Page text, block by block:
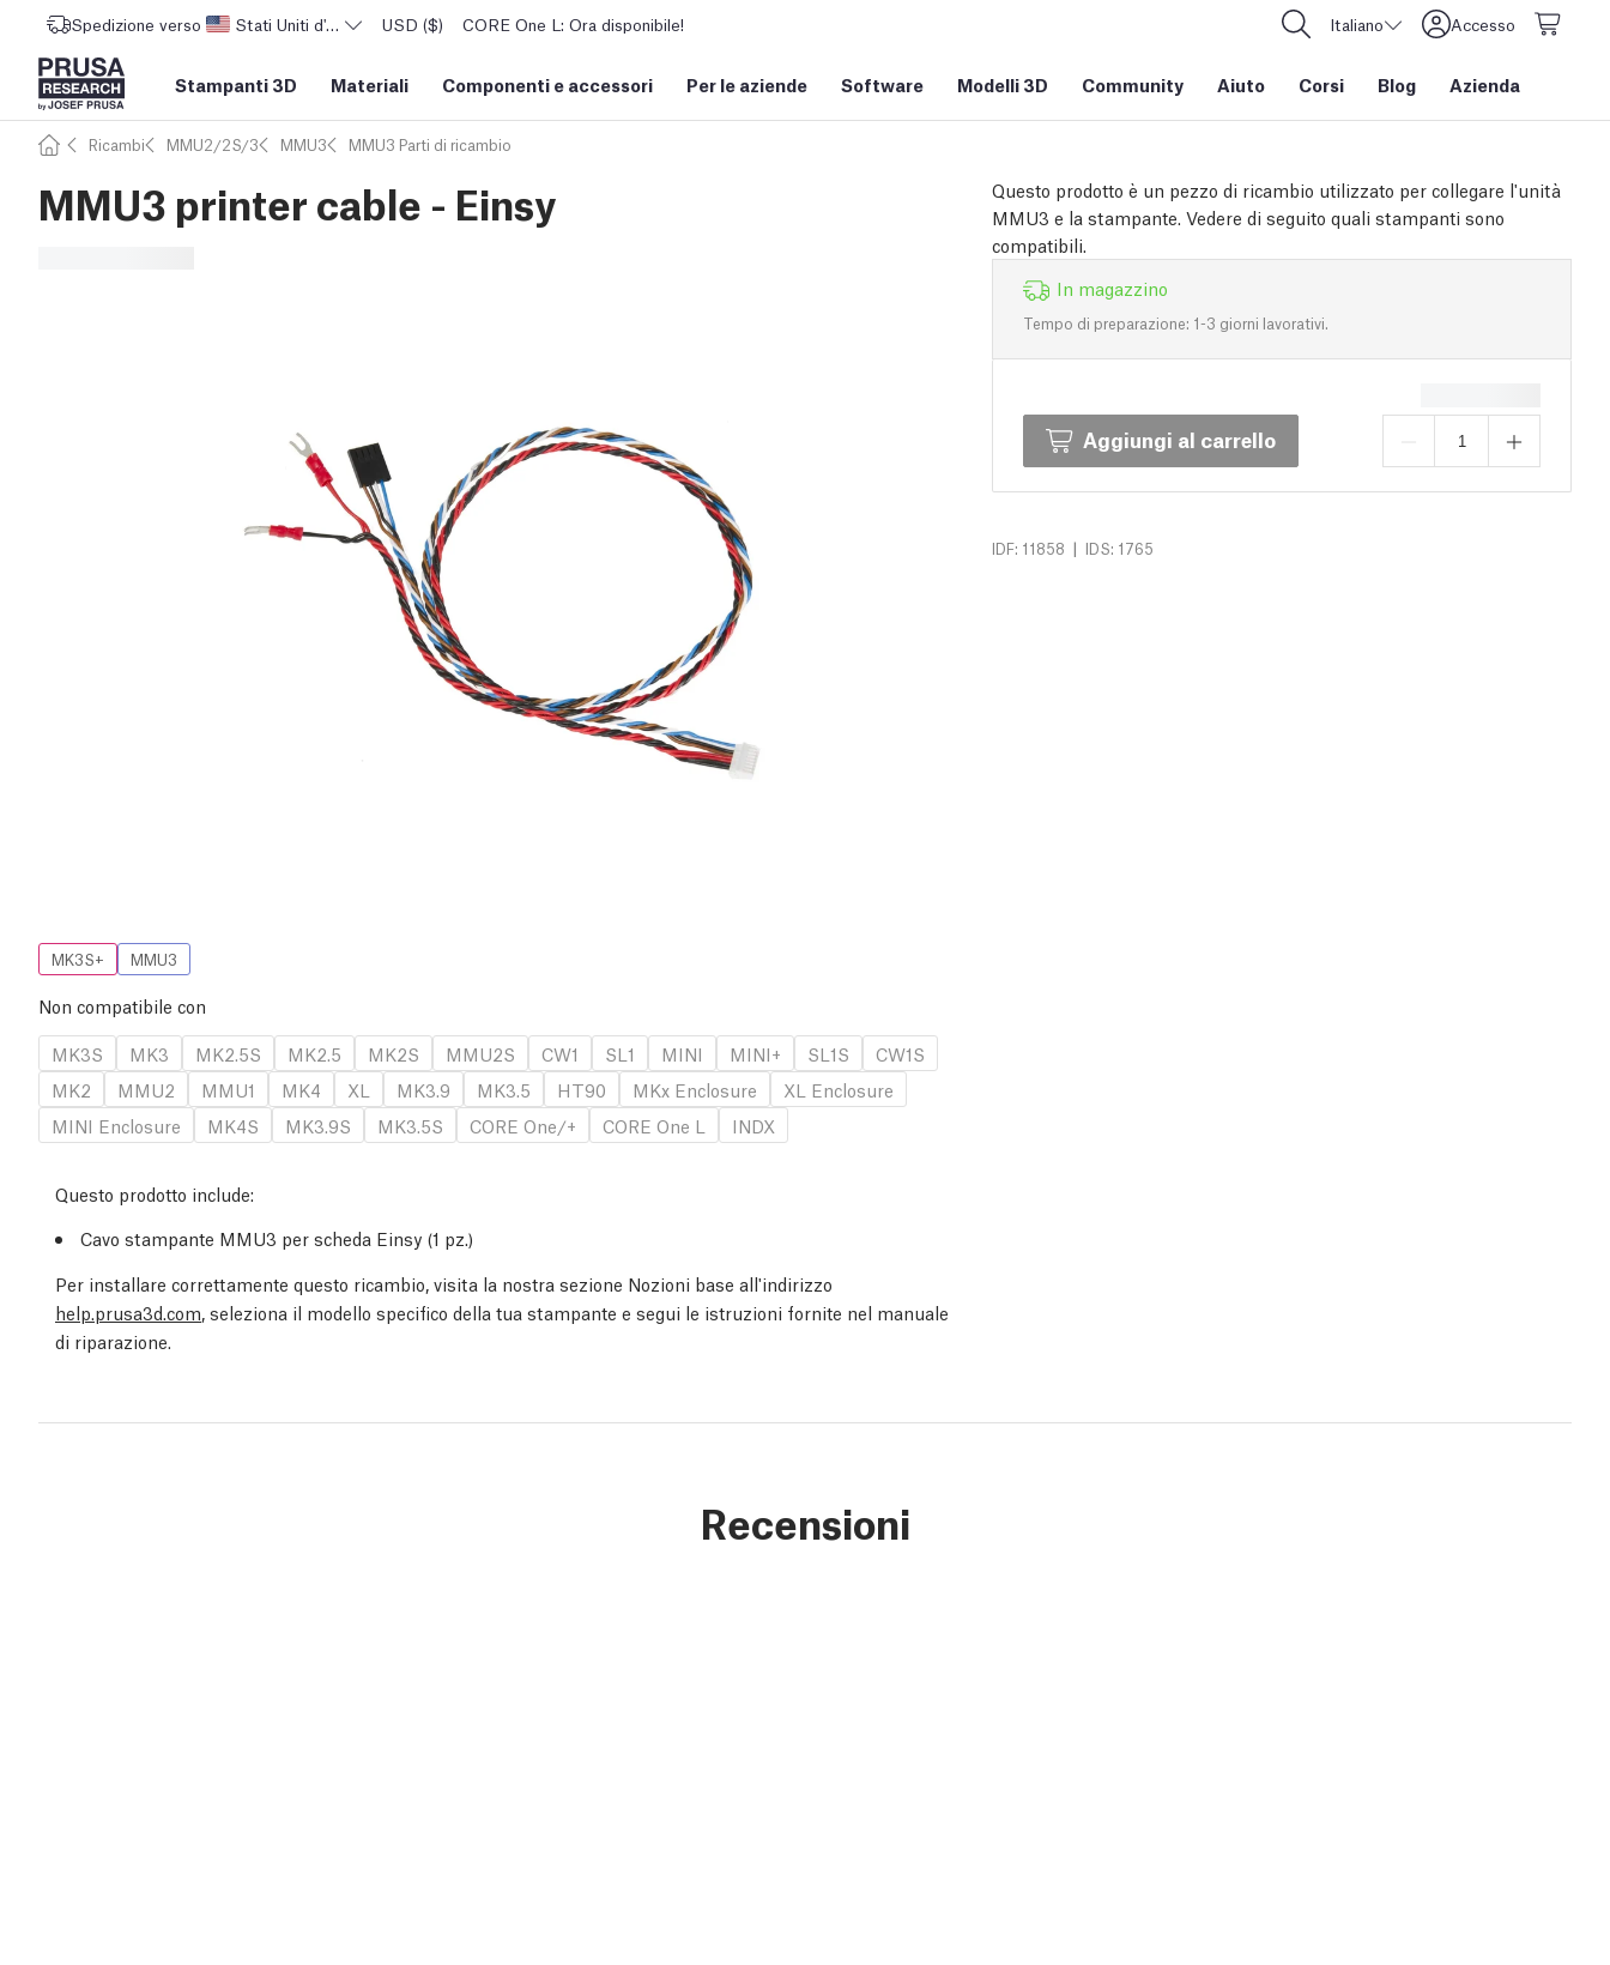
Spedizione verso Stati Uniti d'AmericaUSD ($) CORE One L: Ora disponibile! Italiano Accesso
Stampanti 3D Materiali Componenti e accessori Per le aziende Software Modelli 3D Community Aiuto Corsi Blog Azienda
Ricambi MMU2/2S/3 MMU3 MMU3 Parti di ricambio
MMU3 printer cable - Einsy
Questo prodotto è un pezzo di ricambio utilizzato per collegare l'unità
MMU3 e la stampante. Vedere di seguito quali stampanti sono
compatibili.
In magazzino
Tempo di preparazione: 1-3 giorni lavorativi.
Aggiungi al carrello
IDF: 11858 | IDS: 1765
MK3S+ MMU3
Non compatibile con
MK3S
MK3 MK2.5S MK2.5 MK2S MMU2S CW1 SL1 MINI MINI+ SL1S
CW1S
MK2
MMU2 MMU1 MK4 XL MK3.9 MK3.5 HT90 MKx Enclosure
XL Enclosure
MINI Enclosure
MK4S MK3.9S MK3.5S CORE One/+ CORE One L INDX
Questo prodotto include:
Cavo stampante MMU3 per scheda Einsy (1 pz.)
Per installare correttamente questo ricambio, visita la nostra sezione Nozioni base all'indirizzo
help.prusa3d.com, seleziona il modello specifico della tua stampante e segui le istruzioni fornite nel manuale
di riparazione.
Recensioni